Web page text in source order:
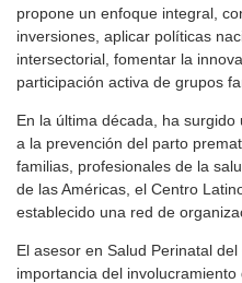
propone un enfoque integral,
inversiones, aplicar políticas
intersectorial, fomentar la
participación activa de grupos
En la última década, ha
a la prevención del parto
familias, profesionales de la
de las Américas, el Centro
establecido una red de
El asesor en Salud Perinatal
importancia del